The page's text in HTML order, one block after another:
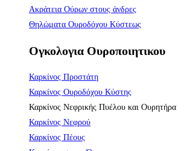
Ακράτεια Ούρων στους άνδρες
Θηλώματα Ουροδόχου Κύστεως
Ογκολογια Ουροποιητικου
Καρκίνος Προστάτη
Καρκίνος Ουροδόχου Κύστης
Καρκίνος Νεφρικής Πυέλου και Ουρητήρα
Καρκίνος Νεφρού
Καρκίνος Πέους